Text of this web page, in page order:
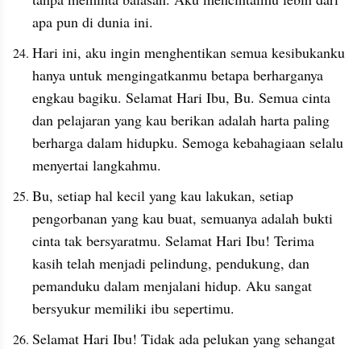
apa pun di dunia ini.
Hari ini, aku ingin menghentikan semua kesibukanku
hanya untuk mengingatkanmu betapa berharganya
engkau bagiku. Selamat Hari Ibu, Bu. Semua cinta
dan pelajaran yang kau berikan adalah harta paling
berharga dalam hidupku. Semoga kebahagiaan selalu
menyertai langkahmu.
Bu, setiap hal kecil yang kau lakukan, setiap
pengorbanan yang kau buat, semuanya adalah bukti
cinta tak bersyaratmu. Selamat Hari Ibu! Terima
kasih telah menjadi pelindung, pendukung, dan
pemanduku dalam menjalani hidup. Aku sangat
bersyukur memiliki ibu sepertimu.
Selamat Hari Ibu! Tidak ada pelukan yang sehangat